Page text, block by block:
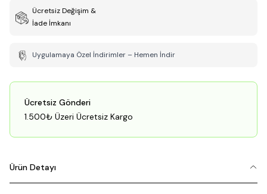
Ücretsiz Değişim &
İade İmkanı
Uygulamaya Özel İndirimler – Hemen İndir
Ücretsiz Gönderi
1.500₺ Üzeri Ücretsiz Kargo
Ürün Detayı